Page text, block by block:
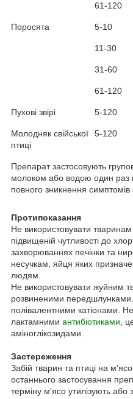
61-120
Поросята 5-10
11-30
31-60
61-120
Пухові звірі 5-120
Молодняк свійської
птиці
5-120
Препарат застосовують
молоком або водою один раз
повного зникнення
Протипоказання
Не використовувати тваринам
підвищеній чутливості до
захворюваннях печінки та
несучкам, яйця яких
людям.
Не використовувати жуйним
розвиненими
полівалентними катіонами.
лактамними антибіотиками,
аміноглікозидами.
Застереження
Забій тварин та птиці на
останнього застосування
терміну м'ясо утилізують або